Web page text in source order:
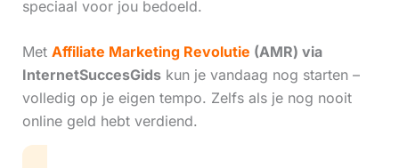
speciaal voor jou bedoeld.
Met Affiliate Marketing Revolutie (AMR) via
InternetSuccesGidskun je vandaag nog starten –
volledig op je eigen tempo. Zelfs als je nog nooit
online geld hebt verdiend.